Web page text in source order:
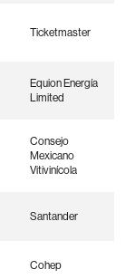
Ticketmaster
Equion Energía
Limited
Consejo
Mexicano
Vitivinícola
Santander
Cohep